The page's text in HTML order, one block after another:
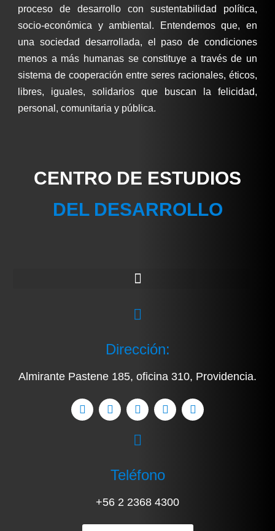
proceso de desarrollo con sustentabilidad política,
socio-económica y ambiental. Entendemos que, en
una sociedad desarrollada, el paso de condiciones
menos a más humanas se constituye a través de un
sistema de cooperación entre seres racionales, éticos,
libres, iguales, solidarios que buscan la felicidad,
personal, comunitaria y pública.
CENTRO DE ESTUDIOS
DEL DESARROLLO
Dirección:
Almirante Pastene 185, oficina 310, Providencia.
Teléfono
+56 2 2368 4300